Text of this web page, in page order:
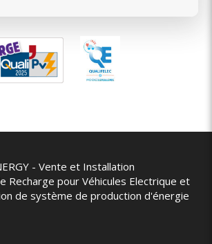
- Vente et Installation
Recharge pour Véhicules Electrique et
de système de production d'énergie